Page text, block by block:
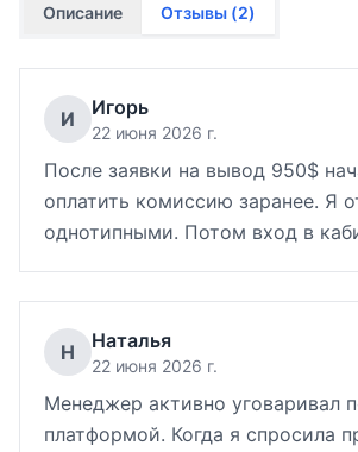
Описание Отзывы (2)
И Игорь
22 июня 2026 г.
После заявки на вывод 950$
оплатить комиссию заранее. Я
однотипными. Потом вход в
Н Наталья
22 июня 2026 г.
Менеджер активно уговаривал
платформой. Когда я спросила